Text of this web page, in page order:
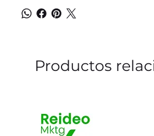
Productos